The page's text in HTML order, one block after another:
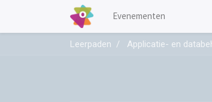
Evenementen
Leerpaden Applicatie- en